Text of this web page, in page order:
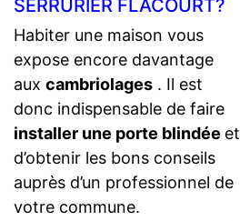
SERRURIER FLACOURT?
Habiter une maison vous
expose encore davantage
aux cambriolages . Il est
donc indispensable de faire
installer une porte blindée et
d’obtenir les bons conseils
auprès d’un professionnel de
votre commune.